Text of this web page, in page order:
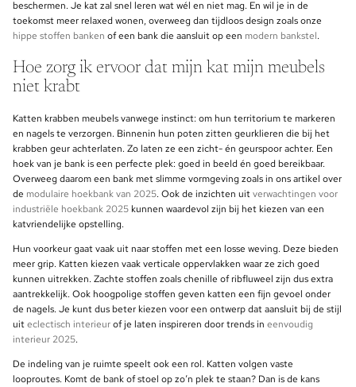
beschermen. Je kat zal snel leren wat wél en niet mag. En wil je in de
toekomst meer relaxed wonen, overweeg dan tijdloos design zoals onze
hippe stoffen banken of een bank die aansluit op een modern bankstel.
Hoe zorg ik ervoor dat mijn kat mijn meubels
niet krabt
Katten krabben meubels vanwege instinct: om hun territorium te markeren
en nagels te verzorgen. Binnenin hun poten zitten geurklieren die bij het
krabben geur achterlaten. Zo laten ze een zicht- én geurspoor achter. Een
hoek van je bank is een perfecte plek: goed in beeld én goed bereikbaar.
Overweeg daarom een bank met slimme vormgeving zoals in ons artikel over
de modulaire hoekbank van 2025. Ook de inzichten uitverwachtingen voor
industriële hoekbank 2025kunnen waardevol zijn bij het kiezen van een
katvriendelijke opstelling.
Hun voorkeur gaat vaak uit naar stoffen met een losse weving. Deze bieden
meer grip. Katten kiezen vaak verticale oppervlakken waar ze zich goed
kunnen uitrekken. Zachte stoffen zoals chenille of ribfluweel zijn dus extra
aantrekkelijk. Ook hoogpolige stoffen geven katten een fijn gevoel onder
de nagels. Je kunt dus beter kiezen voor een ontwerp dat aansluit bij de stijl
uiteclectisch interieurof je laten inspireren door trends in eenvoudig
interieur 2025.
De indeling van je ruimte speelt ook een rol. Katten volgen vaste
looproutes. Komt de bank of stoel op zo‘n plek te staan? Dan is de kans